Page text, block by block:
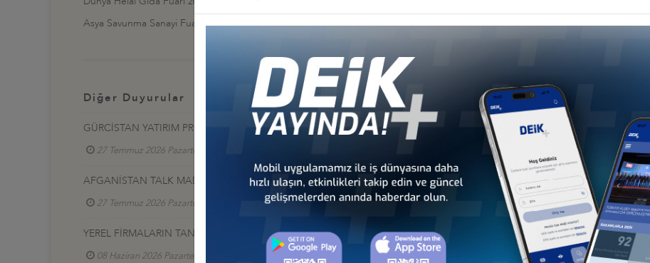
Asya Savunma Sanayi Fuarı:http://www.dsaexhibition.com/home/#&panel1-1
Diğer Duyurular
GÜRCİSTAN YATIRIM PROJELERİ HK.
27 Temmuz 2026 Pazartesi
AFGANİSTAN TALK MADEN SAHASI GELİŞTİRME İHALESİ HK
27 Temmuz 2026 Pazartesi Türkiye - Afganistan İş Konseyi
YEREL FİRMALARIN TANITIM SERGİSİ, 17-20 HAZİRAN 2026, BAKÜ
08 Haziran 2026 Pazartesi Türkiye - Azerbaycan İş Konseyi